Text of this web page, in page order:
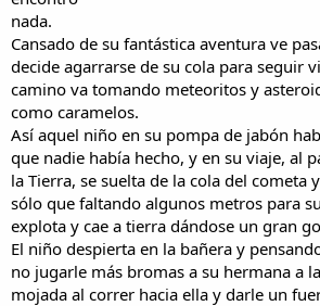
nada.
Cansado de su fantástica aventura ve
decide agarrarse de su cola para seguir
camino va tomando meteoritos y
como caramelos.
Así aquel niño en su pompa de jabón
que nadie había hecho, y en su viaje, al
la Tierra, se suelta de la cola del cometa
sólo que faltando algunos metros para
explota y cae a tierra dándose un gran
El niño despierta en la bañera y
no jugarle más bromas a su hermana a
mojada al correr hacia ella y darle un